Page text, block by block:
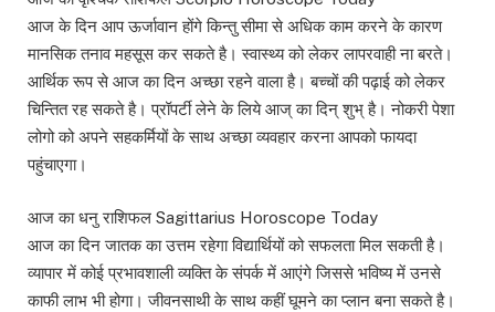
आज के दिन आप ऊर्जावान होंगे किन्तु सीमा से अधिक काम करने के कारण
मानसिक तनाव महसूस कर सकते है। स्वास्थ्य को लेकर लापरवाही ना बरते।
आर्थिक रूप से आज का दिन अच्छा रहने वाला है। बच्चों की पढ़ाई को लेकर
चिन्तित रह सकते है। प्रॉपर्टी लेने के लिये आज् का दिन् शुभ् है। नोकरी पेशा
लोगो को अपने सहकर्मियों के साथ अच्छा व्यवहार करना आपको फायदा
पहुंचाएगा।
आज का धनु राशिफल Sagittarius Horoscope Today
आज का दिन जातक का उत्तम रहेगा विद्यार्थियों को सफलता मिल सकती है।
व्यापार में कोई प्रभावशाली व्यक्ति के संपर्क में आएंगे जिससे भविष्य में उनसे
काफी लाभ भी होगा। जीवनसाथी के साथ कहीं घूमने का प्लान बना सकते है।